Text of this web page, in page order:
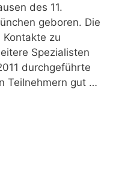
des 11.
geboren. Die
zu
Spezialisten
durchgeführte
Teilnehmern gut …